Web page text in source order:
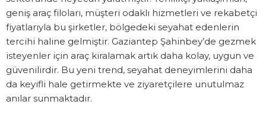
geniş araç filoları, müşteri odaklı hizmetleri ve rekabetçi
fiyatlarıyla bu şirketler, bölgedeki seyahat edenlerin
tercihi haline gelmiştir. Gaziantep Şahinbey’de gezmek
isteyenler için araç kiralamak artık daha kolay, uygun ve
güvenilirdir. Bu yeni trend, seyahat deneyimlerini daha
da keyifli hale getirmekte ve ziyaretçilere unutulmaz
anılar sunmaktadır.